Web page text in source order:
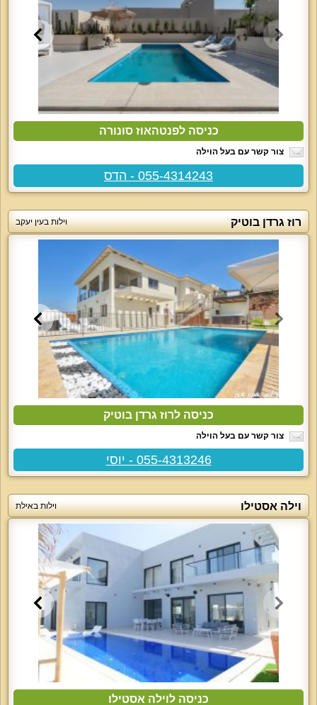
כניסה לפנטהאוז סונורה
צור קשר עם בעל הוילה
055-4314243 - הדס
רוז גרדן בוטיק וילות בעין יעקב
כניסה לרוז גרדן בוטיק
צור קשר עם בעל הוילה
055-4313246 - יוסי
וילה אסטילו וילות באילת
כניסה לוילה אסטילו